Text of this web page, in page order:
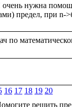
очень нужна
16 17 18 19 20
решить